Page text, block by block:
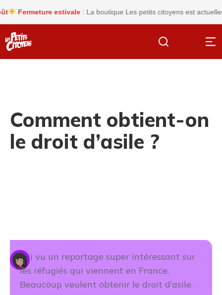
estivale: La boutique Les petits citoyens est actuellement
Comment obtient-on
le droit d’asile ?
J’ai vu un reportage super intéressant sur
les réfugiés qui viennent en France.
Beaucoup veulent obtenir le droit d’asile.